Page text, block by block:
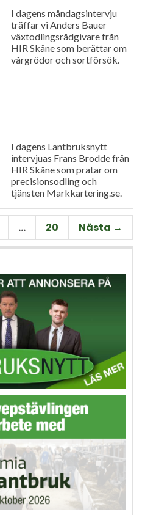
I dagens måndagsintervju
träffar vi Anders Bauer
växtodlingsrådgivare från
HIR Skåne som berättar om
vårgrödor och sortförsök.
I dagens Lantbruksnytt
intervjuas Frans Brodde från
HIR Skåne som pratar om
precisionsodling och
tjänsten Markkartering.se.
nyhetsuppdatering med en
rapport från
spannmålsmarknaden.
… 20 Nästa →